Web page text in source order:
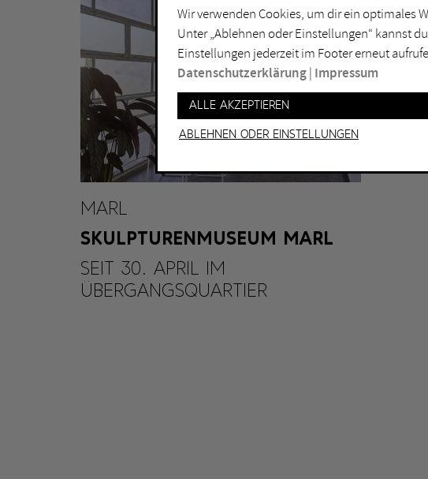
Lichtkunst
Performance
Skulptur
Duisburg
Essen
Hagen
Hamm
MARL
SKULPTURENMUSEUM MARL
SEIT 30. APRIL IM
ÜBERGANGSQUARTIER
Wir verwenden Cookies, um dir ein optimales
Unter „Ablehnen oder Einstellungen“ kannst
Einstellungen jederzeit im Footer erneut
Datenschutzerklärung| Impressum
Alle akzeptieren
Ablehnen oder Einstellungen